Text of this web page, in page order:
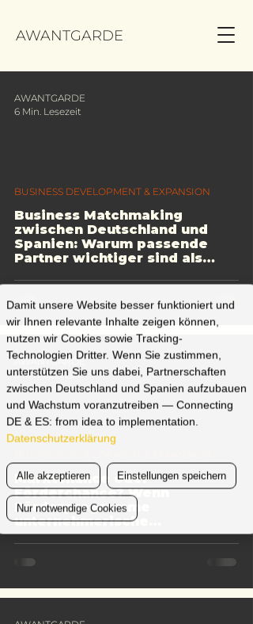
AWANTGARDE
Business Matchmaking
zwischen Deutschland und
Spanien: Warum passende
Partner wichtiger sind als
BUSINESS DEVELOPMENT & EXPANSION
AWANTGARDE
6 Min. Lesezeit
Marktchance oder
Förderchance? Wenn
Förderprogramme
unternehmerische
Entscheidungen beeinflussen
AWANTGARDE
3 Min. Lesezeit
Damit unsere Website besser funktioniert und
wir Ihnen relevante Inhalte zeigen können,
nutzen wir Cookies sowie Tracking-
Technologien Dritter. Wenn Sie zustimmen,
unterstützen Sie uns dabei, Partnerschaften
zwischen Deutschland und Spanien aufzubauen
und Wachstum voranzutreiben — Connecting
DE & ES: from idea to implementation.
Datenschutzerklärung
Alle akzeptieren Einstellungen speichern
Nur notwendige Cookies